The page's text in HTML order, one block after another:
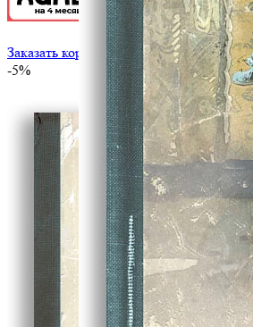
Заказать корпоративный тираж
-5%